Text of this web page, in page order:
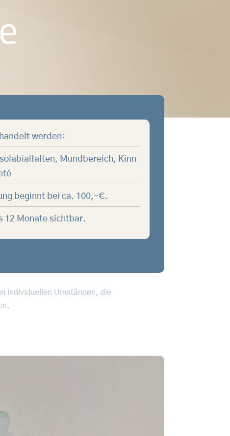
werden:
Mundbereich, Kinn
beginnt bei ca. 100,-€.
12 Monate sichtbar.
individuellen Umständen, die